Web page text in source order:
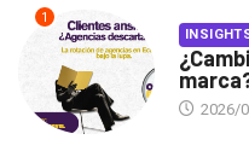
1
2026/